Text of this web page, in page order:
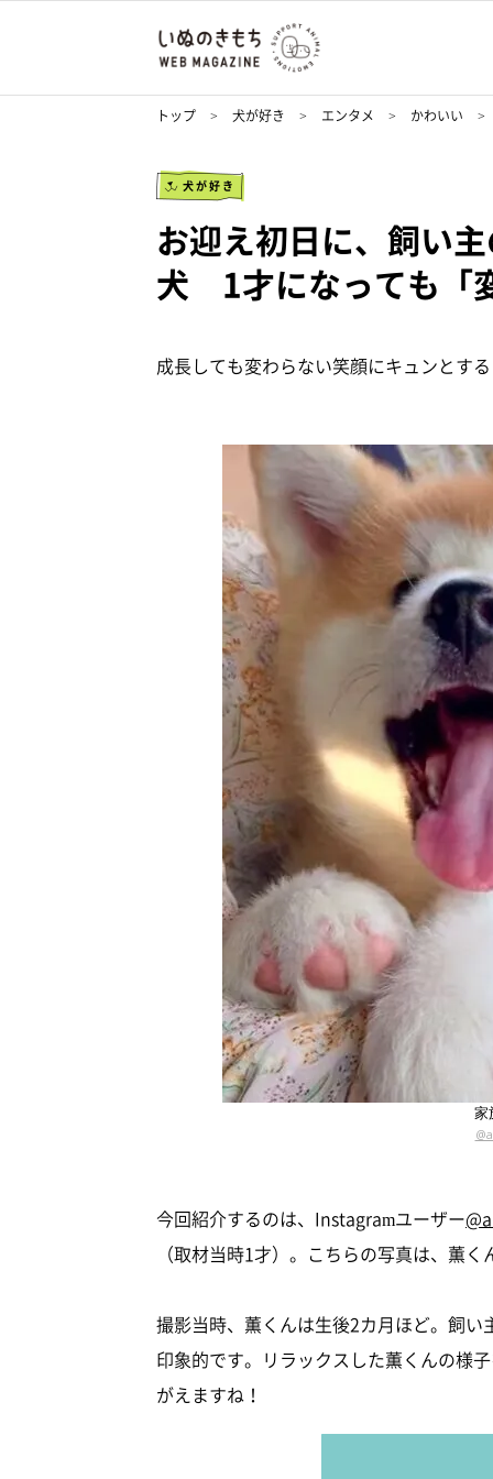
トップ 犬が好き エンタメ かわいい
犬が好き
お迎え初日に、飼い
犬 1才になっても「
成長しても変わらない笑顔にキュンとす
家
今回紹介するのは、Instagramユーザー
（取材当時1才）。こちらの写真は、薫
撮影当時、薫くんは生後2カ月ほど。飼
印象的です。リラックスした薫くんの様
がえますね！